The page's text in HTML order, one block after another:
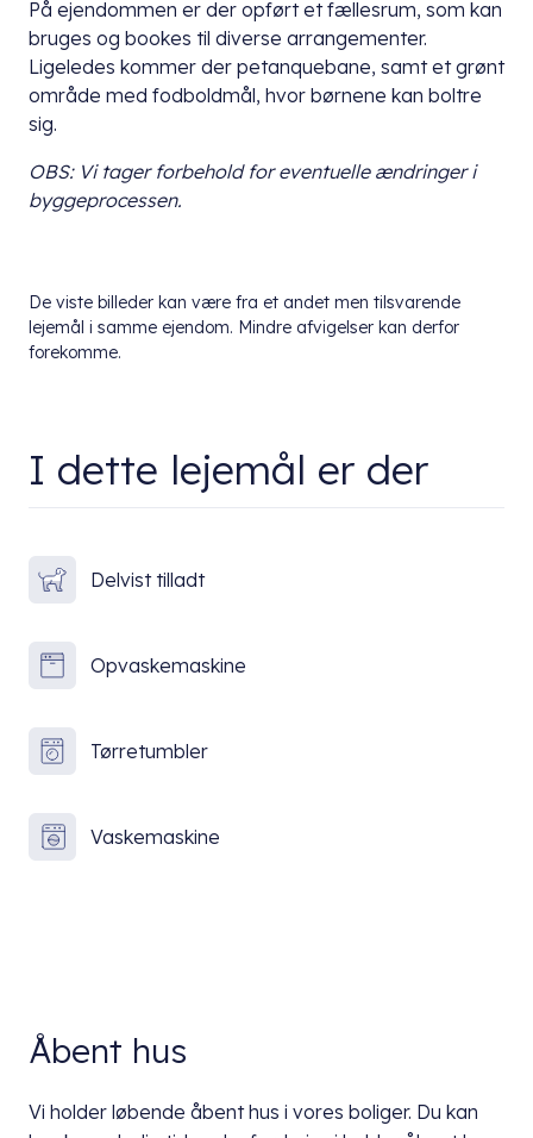
På ejendommen er der opført et fællesrum, som kan
bruges og bookes til diverse arrangementer.
Ligeledes kommer der petanquebane, samt et grønt
område med fodboldmål, hvor børnene kan boltre
sig.
OBS: Vi tager forbehold for eventuelle ændringer i
byggeprocessen.
De viste billeder kan være fra et andet men tilsvarende
lejemål i samme ejendom. Mindre afvigelser kan derfor
forekomme.
I dette lejemål er der
Delvist tilladt
Opvaskemaskine
Tørretumbler
Vaskemaskine
Åbent hus
Vi holder løbende åbent hus i vores boliger. Du kan